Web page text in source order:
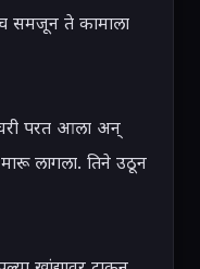
समजून ते कामाला
घरी परत आला अन्
लागला. तिने उठून